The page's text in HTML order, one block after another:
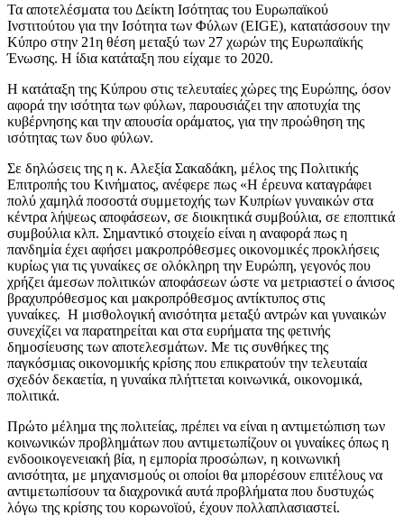
Τα αποτελέσματα του Δείκτη Ισότητας του Ευρωπαϊκού
Ινστιτούτου για την Ισότητα των Φύλων (EIGE), κατατάσσουν την
Κύπρο στην 21η θέση μεταξύ των 27 χωρών της Ευρωπαϊκής
Ένωσης. Η ίδια κατάταξη που είχαμε το 2020.
Η κατάταξη της Κύπρου στις τελευταίες χώρες της Ευρώπης, όσον
αφορά την ισότητα των φύλων, παρουσιάζει την αποτυχία της
κυβέρνησης και την απουσία οράματος, για την προώθηση της
ισότητας των δυο φύλων.
Σε δηλώσεις της η κ. Αλεξία Σακαδάκη, μέλος της Πολιτικής
Επιτροπής του Κινήματος, ανέφερε πως «Η έρευνα καταγράφει
πολύ χαμηλά ποσοστά συμμετοχής των Κυπρίων γυναικών στα
κέντρα λήψεως αποφάσεων, σε διοικητικά συμβούλια, σε εποπτικά
συμβούλια κλπ. Σημαντικό στοιχείο είναι η αναφορά πως η
πανδημία έχει αφήσει μακροπρόθεσμες οικονομικές προκλήσεις
κυρίως για τις γυναίκες σε ολόκληρη την Ευρώπη, γεγονός που
χρήζει άμεσων πολιτικών αποφάσεων ώστε να μετριαστεί ο άνισος
βραχυπρόθεσμος και μακροπρόθεσμος αντίκτυπος στις
γυναίκες. Η μισθολογική ανισότητα μεταξύ αντρών και γυναικών
συνεχίζει να παρατηρείται και στα ευρήματα της φετινής
δημοσίευσης των αποτελεσμάτων. Με τις συνθήκες της
παγκόσμιας οικονομικής κρίσης που επικρατούν την τελευταία
σχεδόν δεκαετία, η γυναίκα πλήττεται κοινωνικά, οικονομικά,
πολιτικά.
Πρώτο μέλημα της πολιτείας, πρέπει να είναι η αντιμετώπιση των
κοινωνικών προβλημάτων που αντιμετωπίζουν οι γυναίκες όπως η
ενδοοικογενειακή βία, η εμπορία προσώπων, η κοινωνική
ανισότητα, με μηχανισμούς οι οποίοι θα μπορέσουν επιτέλους να
αντιμετωπίσουν τα διαχρονικά αυτά προβλήματα που δυστυχώς
λόγω της κρίσης του κορωνοϊού, έχουν πολλαπλασιαστεί.